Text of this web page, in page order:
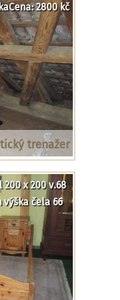
trenažer
2800 kč
200 x 200 v.68
výška čela 66